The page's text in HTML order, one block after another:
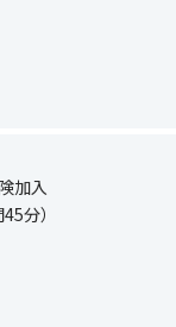
加入
45分）